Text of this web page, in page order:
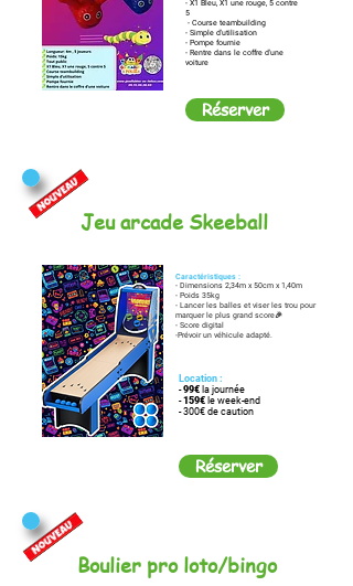
- X1 Bleu, X1 une rouge, 5 contre
5
- Course teambuilding
- Simple d'utilisation
- Pompe fournie
- Rentre dans le coffre d'une
voiture
Réserver
Jeu arcade Skeeball
Caractéristiques :
- Dimensions 2,34m x 50cm x 1,40m
- Poids 35kg
- Lancer les balles et viser les trou pour
marquer le plus grand score🎉
- Score digital
-Prévoir un véhicule adapté.
Location :
-99€ la journée
-159€ le week-end
- 300€ de caution
Réserver
Boulier pro loto/bingo